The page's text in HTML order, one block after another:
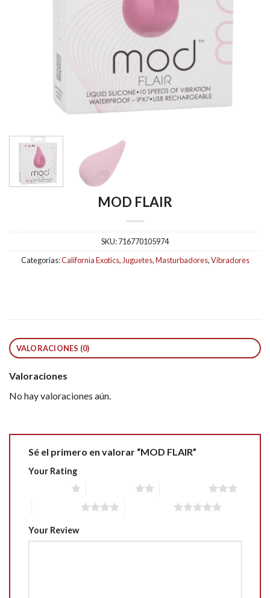
MOD FLAIR
SKU:716770105974
Categorías:California Exotics, Juguetes,Masturbadores,Vibradores
VALORACIONES (0)
Valoraciones
No hay valoraciones aún.
Sé el primero en valorar “MOD FLAIR”
Your Rating
Your Review